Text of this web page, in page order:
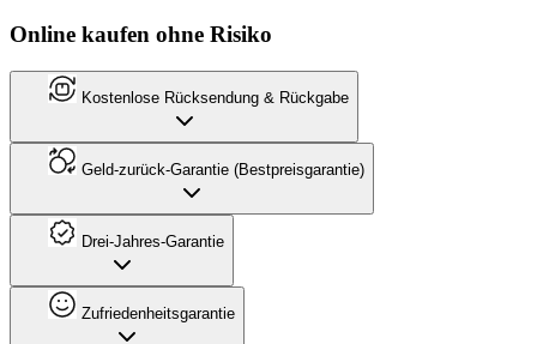
Online kaufen ohne Risiko
Kostenlose Rücksendung & Rückgabe
Geld-zurück-Garantie (Bestpreisgarantie)
Drei-Jahres-Garantie
Zufriedenheitsgarantie